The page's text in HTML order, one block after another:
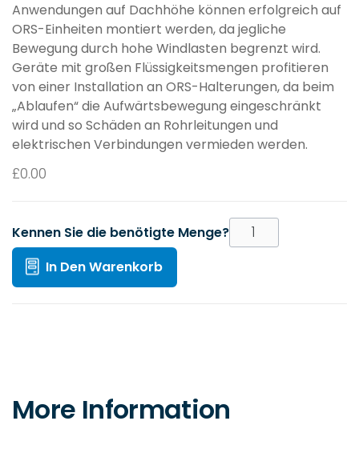
Anwendungen auf Dachhöhe können erfolgreich auf
ORS-Einheiten montiert werden, da jegliche
Bewegung durch hohe Windlasten begrenzt wird.
Geräte mit großen Flüssigkeitsmengen profitieren
von einer Installation an ORS-Halterungen, da beim
„Ablaufen“ die Aufwärtsbewegung eingeschränkt
wird und so Schäden an Rohrleitungen und
elektrischen Verbindungen vermieden werden.
£0.00
Kennen Sie die benötigte Menge?
In Den Warenkorb
More Information